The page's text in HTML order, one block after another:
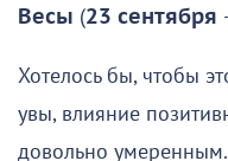
Весы (23 сентября
Хотелось бы, чтобы
увы, влияние
довольно